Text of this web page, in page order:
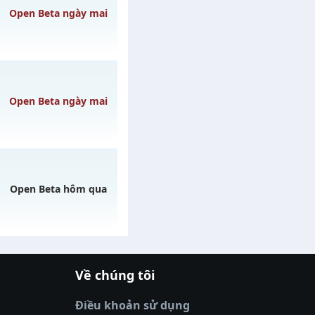
31/07/2626
Open Beta ngày mai
08/08/2626
Open Beta ngày mai
08/2626
Open Beta hôm qua
|Link xem bóng đá
truc tiep bong da |colatv
Về chúng tôi
Điều khoản sử dụng